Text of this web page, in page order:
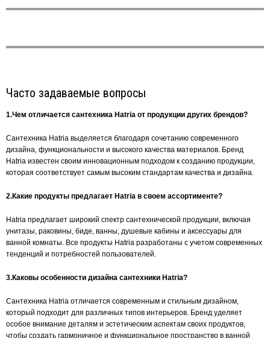
Часто задаваемые вопросы
1.Чем отличается сантехника Hatria от продукции других брендов?
Сантехника Hatria выделяется благодаря сочетанию современного
дизайна, функциональности и высокого качества материалов. Бренд
Hatria известен своим инновационным подходом к созданию продукции,
которая соответствует самым высоким стандартам качества и дизайна.
2.Какие продукты предлагает Hatria в своем ассортименте?
Hatria предлагает широкий спектр сантехнической продукции, включая
унитазы, раковины, биде, ванны, душевые кабины и аксессуары для
ванной комнаты. Все продукты Hatria разработаны с учетом современных
тенденций и потребностей пользователей.
3.Каковы особенности дизайна сантехники Hatria?
Сантехника Hatria отличается современным и стильным дизайном,
который подходит для различных типов интерьеров. Бренд уделяет
особое внимание деталям и эстетическим аспектам своих продуктов,
чтобы создать гармоничное и функциональное пространство в ванной